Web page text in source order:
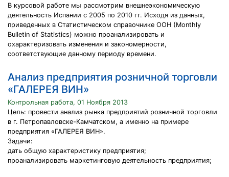
В курсовой работе мы рассмотрим внешнеэкономическую
деятельность Испании с 2005 по 2010 гг. Исходя из данных,
приведенных в Статистическом справочнике ООН (Monthly
Bulletin of Statistics) можно проанализировать и
охарактеризовать изменения и закономерности,
соответствующие данному периоду времени.
Анализ предприятия розничной торговли
«ГАЛЕРЕЯ ВИН»
Контрольная работа, 01 Ноября 2013
Цель: провести анализ рынка предприятий розничной торговли
в г. Петропавловске-Камчатском, а именно на примере
предприятия «ГАЛЕРЕЯ ВИН».
Задачи:
дать общую характеристику предприятия;
проанализировать маркетинговую деятельность предприятия;